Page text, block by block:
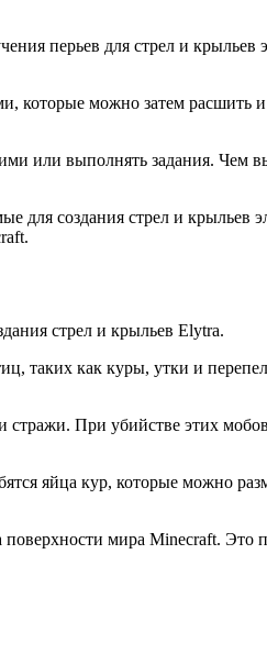
перьев для стрел и
можно затем расшить
или выполнять задания. Чем
для создания стрел и
стрел и крыльев Elytra.
таких как куры, утки и
При убийстве этих
яйца кур, которые можно
мира Minecraft. Это